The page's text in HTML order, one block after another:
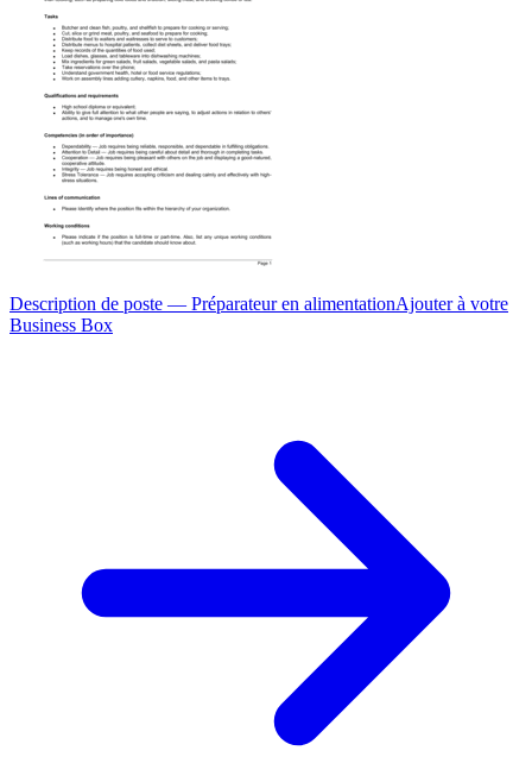
Description de poste — Préparateur en alimentationAjouter à votre
Business Box